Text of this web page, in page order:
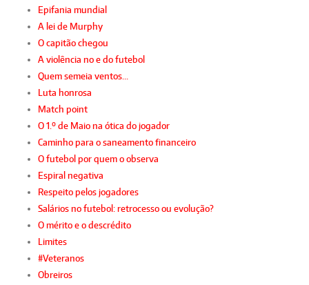
Epifania mundial
A lei de Murphy
O capitão chegou
A violência no e do futebol
Quem semeia ventos…
Luta honrosa
Match point
O 1.º de Maio na ótica do jogador
Caminho para o saneamento financeiro
O futebol por quem o observa
Espiral negativa
Respeito pelos jogadores
Salários no futebol: retrocesso ou evolução?
O mérito e o descrédito
Limites
#Veteranos
Obreiros